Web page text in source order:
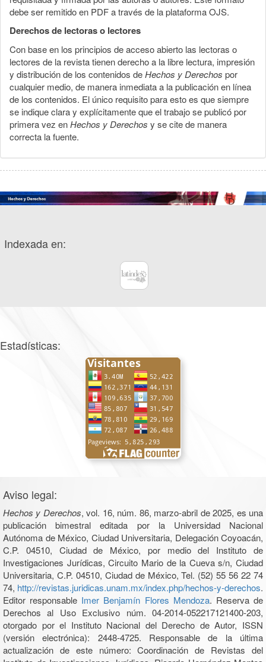
debe ser remitido en PDF a través de la plataforma OJS.
Derechos de lectoras o lectores
Con base en los principios de acceso abierto las lectoras o
lectores de la revista tienen derecho a la libre lectura, impresión
y distribución de los contenidos deHechos y Derechos por
cualquier medio, de manera inmediata a la publicación en línea
de los contenidos. El único requisito para esto es que siempre
se indique clara y explícitamente que el trabajo se publicó por
primera vez enHechos y Derechos y se cite de manera
correcta la fuente.
Indexada en:
Estadísticas:
Aviso legal:
Hechos y Derechos, vol. 16, núm. 86, marzo-abril de 2025, es una
publicación bimestral editada por la Universidad Nacional
Autónoma de México, Ciudad Universitaria, Delegación Coyoacán,
C.P. 04510, Ciudad de México, por medio del Instituto de
Investigaciones Jurídicas, Circuito Mario de la Cueva s/n, Ciudad
Universitaria, C.P. 04510, Ciudad de México, Tel. (52) 55 56 22 74
74, http://revistas.juridicas.unam.mx/index.php/hechos-y-derechos.
Editor responsable Imer Benjamín Flores Mendoza. Reserva de
Derechos al Uso Exclusivo núm. 04-2014-052217121400-203,
otorgado por el Instituto Nacional del Derecho de Autor, ISSN
(versión electrónica): 2448-4725. Responsable de la última
actualización de este número: Coordinación de Revistas del